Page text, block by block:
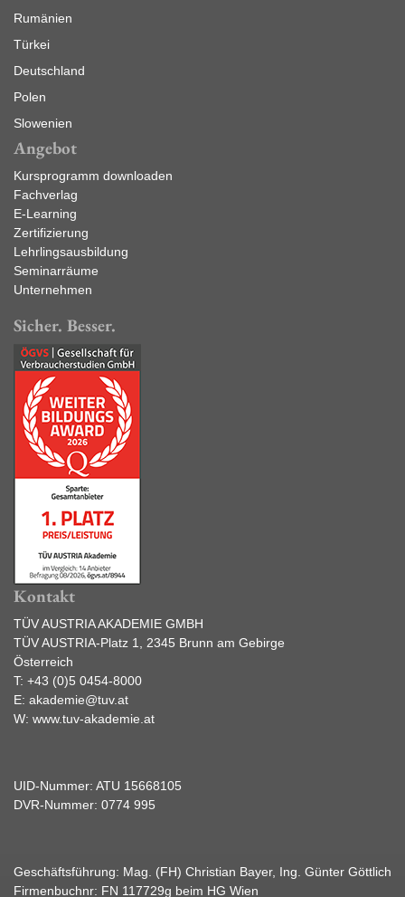
Rumänien
Türkei
Deutschland
Polen
Slowenien
Angebot
Kursprogramm downloaden
Fachverlag
E-Learning
Zertifizierung
Lehrlingsausbildung
Seminarräume
Unternehmen
Sicher. Besser.
Kontakt
TÜV AUSTRIA AKADEMIE GMBH
TÜV AUSTRIA-Platz 1, 2345 Brunn am Gebirge
Österreich
T: +43 (0)5 0454-8000
E: akademie@tuv.at
W: www.tuv-akademie.at
UID-Nummer: ATU 15668105
DVR-Nummer: 0774 995
Geschäftsführung: Mag. (FH) Christian Bayer, Ing. Günter Göttlich
Firmenbuchnr: FN 117729g beim HG Wien